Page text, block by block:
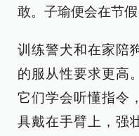
敢。子瑜便会在节
训练警犬和在家陪
的服从性要求更高
它们学会听懂指令
具戴在手臂上，强